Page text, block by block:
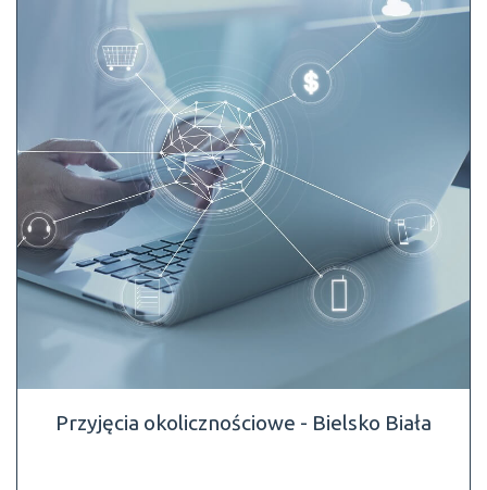
Przyjęcia okolicznościowe - Bielsko Biała